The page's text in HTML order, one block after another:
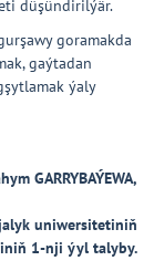
düşündirilýär.
goramakda
gaýtadan
ýaly
GARRYBAÝEWA,
uniwersitetiniň
1-nji ýyl talyby.